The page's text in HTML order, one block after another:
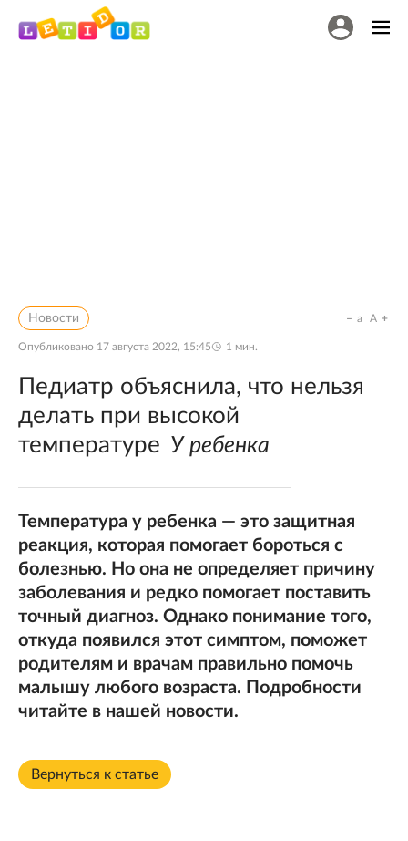
Новости
Опубликовано 17 августа 2022, 15:45 1 мин.
a A
Педиатр объяснила, что нельзя
делать при высокой
температуре У ребенка
Температура у ребенка — это защитная
реакция, которая помогает бороться с
болезнью. Но она не определяет причину
заболевания и редко помогает поставить
точный диагноз. Однако понимание того,
откуда появился этот симптом, поможет
родителям и врачам правильно помочь
малышу любого возраста. Подробности
читайте в нашей новости.
Вернуться к статье